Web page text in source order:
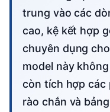
trung vào các
cao, kệ kết hợp
chuyên dụng
model này
còn tích hợp các
rào chắn và